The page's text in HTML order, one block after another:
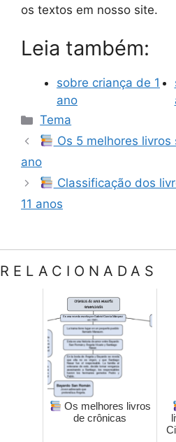
os textos em nosso site.
Leia também:
sobre criança de 1
ano
Categorias
Tema
Os 5 melhores livros
ano
Classificação dos
11 anos
RELACIONADAS
Os melhores livros
de crônicas